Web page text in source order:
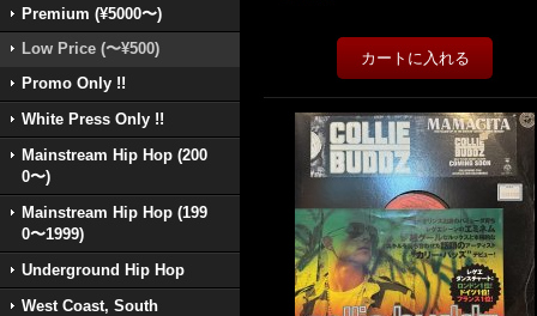
Premium (¥5000〜)
Low Price (〜¥500)
Promo Only !!
White Press Only !!
Mainstream Hip Hop (200
0〜)
Mainstream Hip Hop (199
0〜1999)
Underground Hip Hop
West Coast, South